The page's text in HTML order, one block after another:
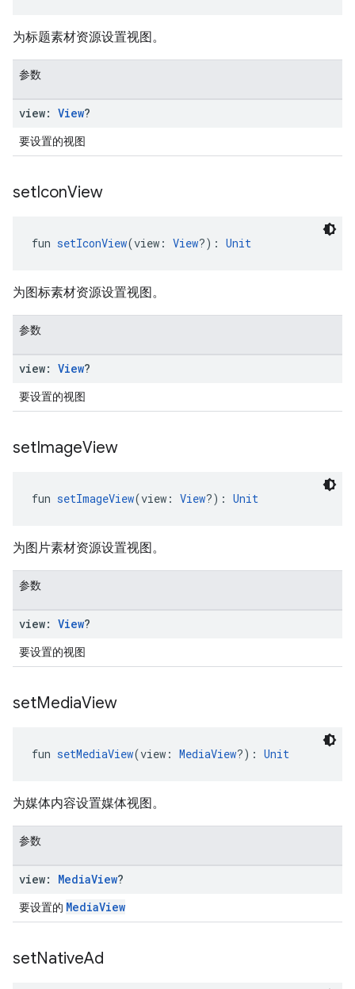
为标题素材资源设置视图。
参数
view: View?
要设置的视图
setIconView
fun setIconView(view: View?): Unit
为图标素材资源设置视图。
参数
view: View?
要设置的视图
setImageView
fun setImageView(view: View?): Unit
为图片素材资源设置视图。
参数
view: View?
要设置的视图
setMediaView
fun setMediaView(view: MediaView?): Unit
为媒体内容设置媒体视图。
参数
view: MediaView?
要设置的 MediaView
setNativeAd